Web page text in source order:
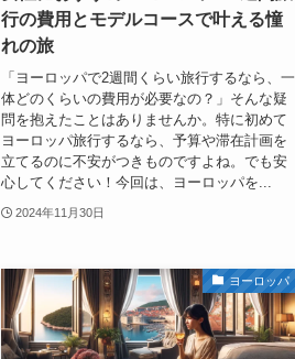
行の費用とモデルコースで叶える憧
れの旅
「ヨーロッパで2週間くらい旅行するなら、一
体どのくらいの費用が必要なの？」そんな疑
問を抱えたことはありませんか。特に初めて
ヨーロッパ旅行するなら、予算や滞在計画を
立てるのに不安がつきものですよね。でも安
心してください！今回は、ヨーロッパを...
2024年11月30日
ヨーロッパ